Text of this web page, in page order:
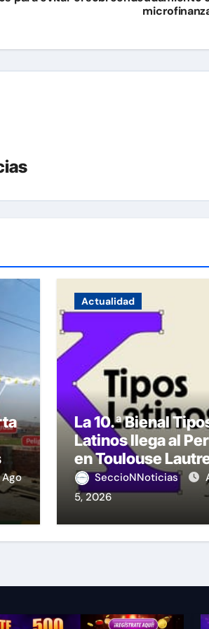
Ago
Actualidad
La 10.ª Bienal
Latinos llega al
en Toulouse
SeccioNNoticias
5, 2026